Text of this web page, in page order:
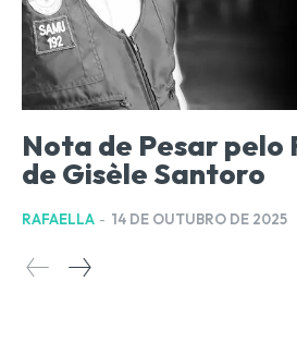
Nota de Pesar pelo
de Gisèle Santoro
RAFAELLA - 14 DE OUTUBRO DE 2025